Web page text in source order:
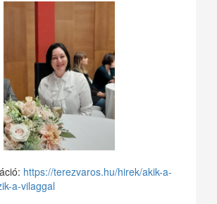
https://terezvaros.hu/hirek/akik-a-
a-vilaggal